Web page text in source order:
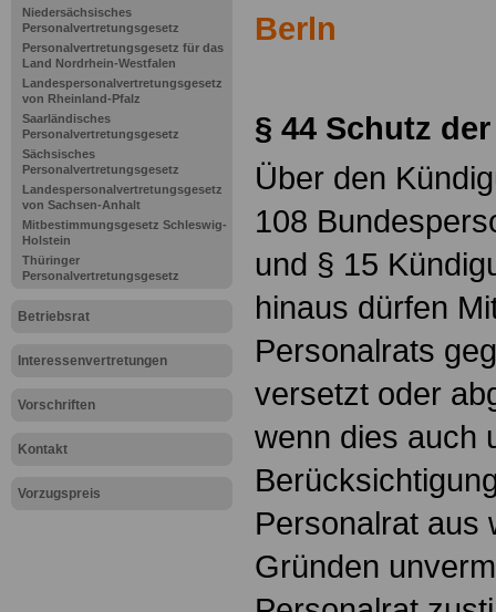
Niedersächsisches
Personalvertretungsgesetz
Personalvertretungsgesetz für das
Land Nordrhein-Westfalen
Landespersonalvertretungsgesetz
von Rheinland-Pfalz
Saarländisches
Personalvertretungsgesetz
Sächsisches
Personalvertretungsgesetz
Landespersonalvertretungsgesetz
von Sachsen-Anhalt
Mitbestimmungsgesetz Schleswig-
Holstein
Thüringer
Personalvertretungsgesetz
Betriebsrat
Interessenvertretungen
Vorschriften
Kontakt
Vorzugspreis
Berln
§ 44 Schutz
Über den
108
und § 15
hinaus dürfen
Personalrats
versetzt oder
wenn dies auch
Personalrat aus
Gründen